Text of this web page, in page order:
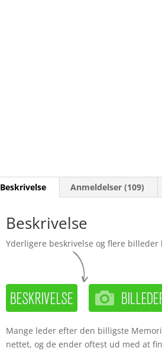
Beskrivelse Anmeldelser (109)
Beskrivelse
Yderligere beskrivelse og flere billeder
Mange leder efter den billigste
nettet, og de ender oftest ud med at